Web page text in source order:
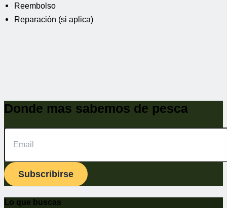
Reembolso
Reparación (si aplica)
Donde mas sabemos de pesca
Subscribirse
Lo que buscas